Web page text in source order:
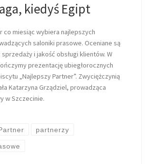
kiedyś Egipt
co miesiąc wybiera najlepszych
saloniki prasowe. Oceniane są
i jakość obsługi klientów. W
prezentację ubiegłorocznych
„Najlepszy Partner”. Zwyciężczynią
Katarzyna Grządziel, prowadząca
w Szczecinie.
partnerzy